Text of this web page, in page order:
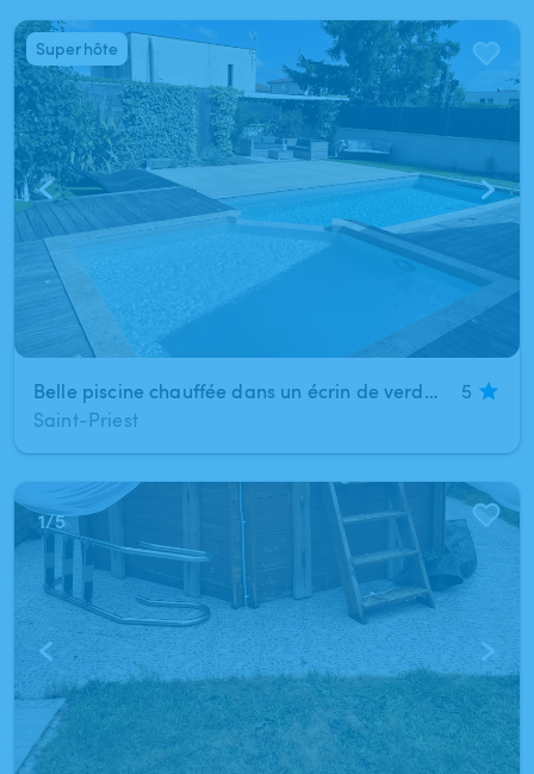
1/10
Belle piscine chauffée dans un écrin de verdure sans vis à vis
5
Saint-Priest
Superhôte
1/5